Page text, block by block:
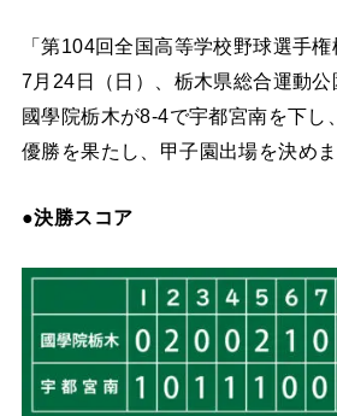
「第104回全国高等学校野球選手
7月24日（日）、栃木県総合運動公
國學院栃木が8-4で宇都宮南を下し
優勝を果たし、甲子園出場を決めま
●決勝スコア